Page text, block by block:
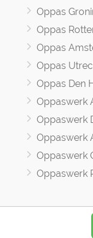
Oppas
Oppas
Oppas
Oppas
Oppas Den
Oppaswerk
Oppaswerk
Oppaswerk
Oppaswerk
Oppaswerk